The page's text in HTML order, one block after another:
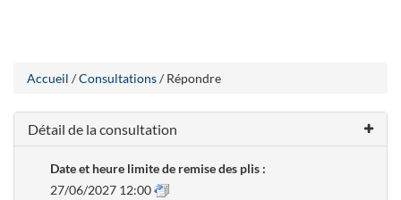
Accueil /Consultations/ Répondre
Détail de la consultation
Date et heure limite de remise des plis :
27/06/2027 12:00